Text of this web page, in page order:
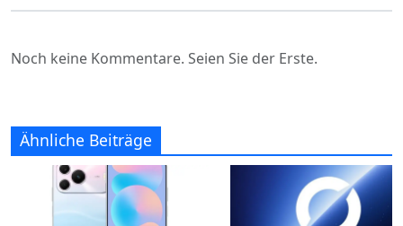
Noch keine Kommentare. Seien Sie der Erste.
Ähnliche Beiträge